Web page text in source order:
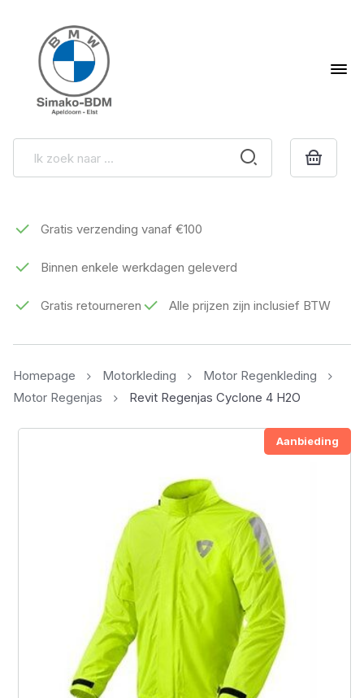
Gratis verzending vanaf €100
Binnen enkele werkdagen geleverd
Gratis retourneren Alle prijzen zijn inclusief BTW
Homepage Motorkleding
Motor Regenkleding
Motor Regenjas
Revit Regenjas Cyclone 4 H2O
Aanbieding